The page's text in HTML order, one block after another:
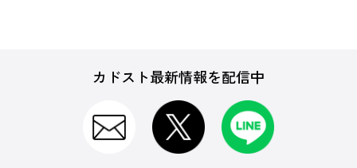
カドスト最新情報を配信中